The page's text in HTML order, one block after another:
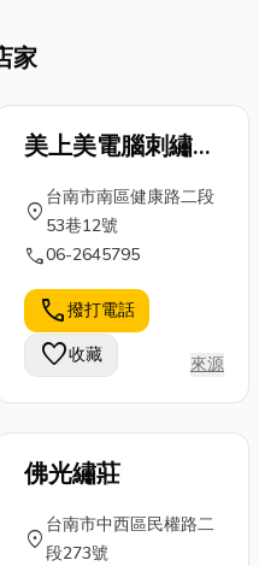
常
專
採耳
解
舒緩
達
編
台
案就是運用各
式各樣的旗
口隨風搖曳的
廣告旗，到展
覽會場上醒目
的企業旗，甚
至是賽事中熱
血沸騰的隊
旗，旗幟從來
就不只是塊布
料和圖...
家
美上美電腦刺繡有
限公司(台灣總店)
location_on
台南市南區健康路二段
53巷12號
call06-2645795
call撥打電話
favorite收藏 來源
佛光繡莊
location_on
台南市中西區民權路二
段273號